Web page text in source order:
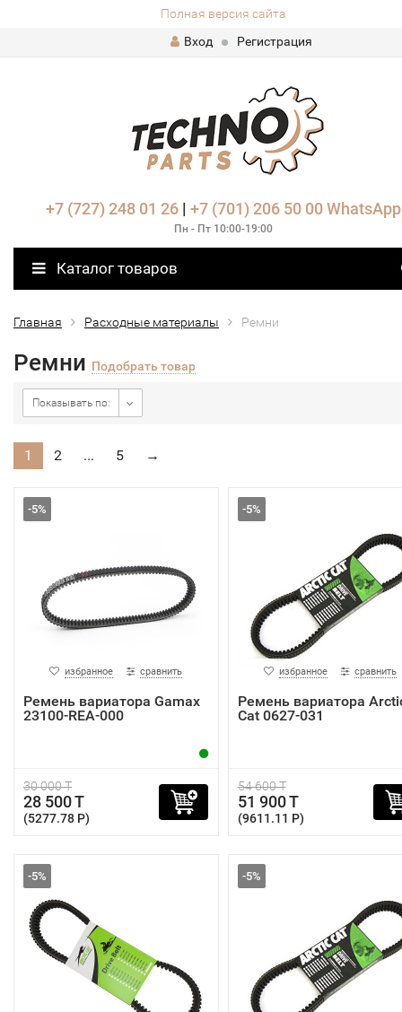
Полная версия сайта
Вход
Регистрация
+7 (727) 248 01 26| +7 (701) 206 50 00 WhatsApp
Пн - Пт 10:00-19:00
Каталог товаров
Главная Расходные материалы Ремни
Ремни Подобрать товар
Показывать по:
1 2 ... 5 →
-5%
избранное сравнить
Ремень вариатора Gamax
23100-REA-000
30 000 T
28 500 T
(5277.78 P)
-5%
избранное сравнить
Ремень вариатора
Cat 0627-031
54 600 T
51 900 T
(9611.11 P)
-5% -5%